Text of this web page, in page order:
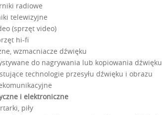
radiowe
telewizyjne
(sprzęt video)
hi-fi
wzmacniacze dźwięku
do nagrywania lub kopiowania dźwięku
technologie przesyłu dźwięku i obrazu
i elektroniczne
piły